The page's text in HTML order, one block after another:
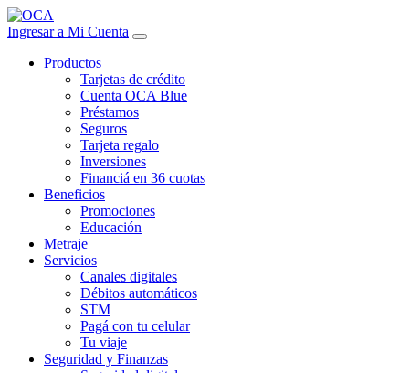
Ingresar a Mi Cuenta
Productos
Tarjetas de crédito
Cuenta OCA Blue
Préstamos
Seguros
Tarjeta regalo
Inversiones
Financiá en 36 cuotas
Beneficios
Promociones
Educación
Metraje
Servicios
Canales digitales
Débitos automáticos
STM
Pagá con tu celular
Tu viaje
Seguridad y Finanzas